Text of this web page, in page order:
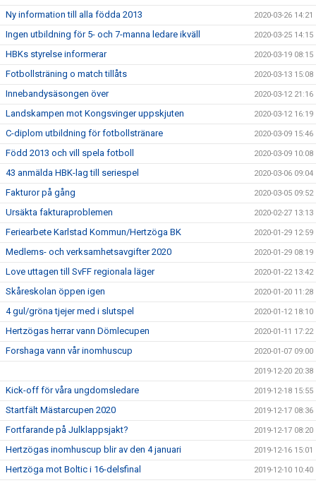
Ny information till alla födda 2013 2020-03-26 14:21
Ingen utbildning för 5- och 7-manna ledare ikväll 2020-03-25 14:15
HBKs styrelse informerar 2020-03-19 08:15
Fotbollsträning o match tillåts 2020-03-13 15:08
Innebandysäsongen över 2020-03-12 21:16
Landskampen mot Kongsvinger uppskjuten 2020-03-12 16:19
C-diplom utbildning för fotbollstränare 2020-03-09 15:46
Född 2013 och vill spela fotboll 2020-03-09 10:08
43 anmälda HBK-lag till seriespel 2020-03-06 09:04
Fakturor på gång 2020-03-05 09:52
Ursäkta fakturaproblemen 2020-02-27 13:13
Feriearbete Karlstad Kommun/Hertzöga BK 2020-01-29 12:59
Medlems- och verksamhetsavgifter 2020 2020-01-29 08:19
Love uttagen till SvFF regionala läger 2020-01-22 13:42
Skåreskolan öppen igen 2020-01-20 11:28
4 gul/gröna tjejer med i slutspel 2020-01-12 18:10
Hertzögas herrar vann Dömlecupen 2020-01-11 17:22
Forshaga vann vår inomhuscup 2020-01-07 09:00
2019-12-20 20:38
Kick-off för våra ungdomsledare 2019-12-18 15:55
Startfält Mästarcupen 2020 2019-12-17 08:36
Fortfarande på Julklappsjakt? 2019-12-17 08:20
Hertzögas inomhuscup blir av den 4 januari 2019-12-16 15:01
Hertzöga mot Boltic i 16-delsfinal 2019-12-10 10:40